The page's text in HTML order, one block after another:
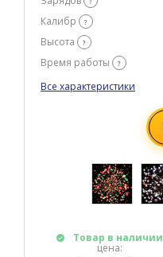
Калибр
?
Высота
?
Время работы
?
Все характеристики
Товар в наличии
цена: